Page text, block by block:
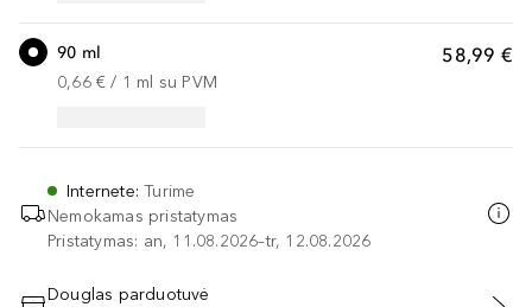
58,99 €
90 ml
0,66 € / 1 ml su PVM
Internete:Turime
Nemokamas pristatymas
Pristatymas: an, 11.08.2026–tr, 12.08.2026
Douglas parduotuvė